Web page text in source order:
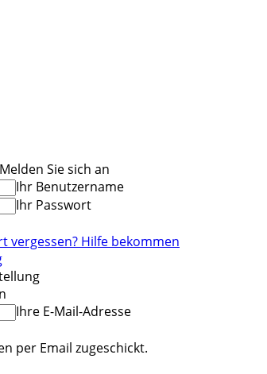
Sie sich an
Ihr Benutzername
Ihr Passwort
vergessen? Hilfe bekommen
Ihre E-Mail-Adresse
per Email zugeschickt.